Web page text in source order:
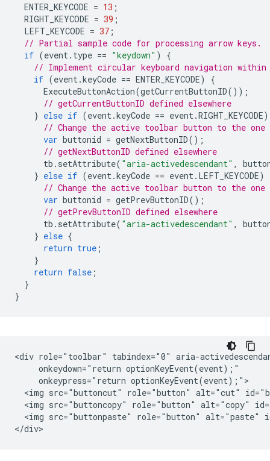
ENTER_KEYCODE = 13 ;
RIGHT_KEYCODE = 39 ;
LEFT_KEYCODE = 37 ;
// Partial sample code for processing arrow keys.
if (event . type == "keydown" )
{
// Implement circular keyboard navigation
if (event .keyCode == ENTER_KEYCODE)
{
ExecuteButtonAction(getCurrentButtonID());
// getCurrentButtonID defined elsewhere
} else if (event .keyCode == event .RIGHT_KEYCODE)
// Change the active toolbar button to the
var buttonid = getNextButtonID();
// getNextButtonID defined elsewhere
tb . setAttribute( "aria-activedescendant" ,
} else if (event .keyCode == event . LEFT_KEYCODE)
// Change the active toolbar button to the
var buttonid = getPrevButtonID();
// getPrevButtonID defined elsewhere
tb . setAttribute( "aria-activedescendant" ,
} else {
return true ;
}
return false ;
}
}
<div role="toolbar" tabindex="0" aria-
     onkeydown="return optionKeyEvent(event);"
     onkeypress="return optionKeyEvent(event);">
<img src="buttoncut" role="button" alt="cut"
<img src="buttoncopy" role="button" alt="copy"
<img src="buttonpaste" role="button" alt="paste"